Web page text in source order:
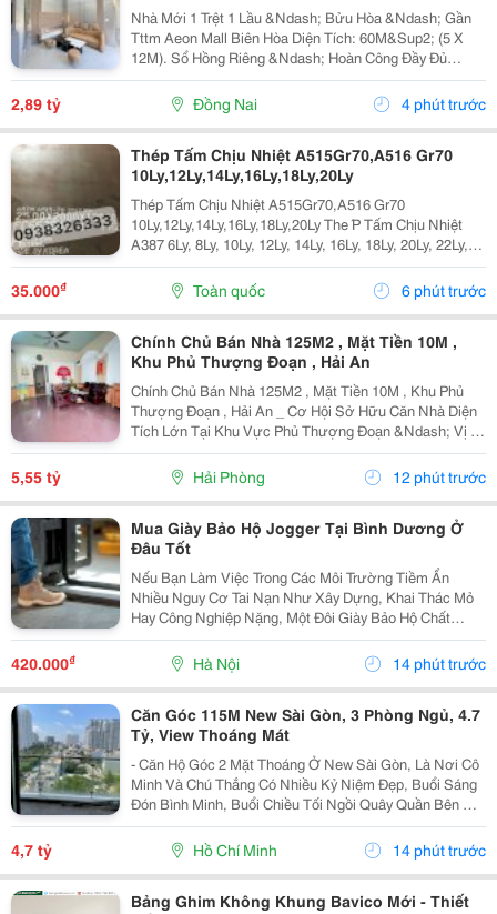
Nhà Mới 1 Trệt 1 Lầu &Ndash; Bửu Hòa &Ndash; Gần
Tttm Aeon Mall Biên Hòa Diện Tích: 60M&Sup2; (5 X
12M). Sổ Hồng Riêng &Ndash; Hoàn Công Đầy Đủ
&Ndash; Hỗ Trợ Vay Ngân Hàng Đến 80%. Đường Ô Tô
7 Chỗ Vào Tận Nhà Công Năng:1 Trệt 1 Lầu: 3 Phòng...
2,89 tỷ Đồng Nai 4 phút trước
Thép Tấm Chịu Nhiệt A515Gr70,A516 Gr70
10Ly,12Ly,14Ly,16Ly,18Ly,20Ly
Thép Tấm Chịu Nhiệt A515Gr70,A516 Gr70
10Ly,12Ly,14Ly,16Ly,18Ly,20Ly The ́P Tấm Chịu Nhiệt
A387 6Ly, 8Ly, 10Ly, 12Ly, 14Ly, 16Ly, 18Ly, 20Ly, 22Ly,
25Ly, 30Ly, 35Ly Thép Tấm Chịu Nhiệt ,16Mo3,13Crmo
4-5 A515 Gr70 A387 6Ly, 8Ly,...
35.000₫ Toàn quốc 6 phút trước
Chính Chủ Bán Nhà 125M2 , Mặt Tiền 10M ,
Khu Phủ Thượng Đoạn , Hải An
Chính Chủ Bán Nhà 125M2 , Mặt Tiền 10M , Khu Phủ
Thượng Đoạn , Hải An _ Cơ Hội Sở Hữu Căn Nhà Diện
Tích Lớn Tại Khu Vực Phủ Thượng Đoạn &Ndash; Vị Trí
Đẹp, Ngõ Rộng, Ô Tô Chỉ Cách Nhà Vài Bước Chân.
Phù Hợp An Cư Hoặc Đầu Tư Lâu Dài. * Thông Tin...
5,55 tỷ Hải Phòng 12 phút trước
Mua Giày Bảo Hộ Jogger Tại Bình Dương Ở
Đâu Tốt
Nếu Bạn Làm Việc Trong Các Môi Trường Tiềm Ẩn
Nhiều Nguy Cơ Tai Nạn Như Xây Dựng, Khai Thác Mỏ
Hay Công Nghiệp Nặng, Một Đôi Giày Bảo Hộ Chất
Lượng Là Trang Bị Không Thể Thiếu Để Bảo Vệ Đôi
Chân. Safety Jogger Là Thương Hiệu Giày Bảo Hộ Nổi
Tiếng Với...
420.000₫ Hà Nội 14 phút trước
Căn Góc 115M New Sài Gòn, 3 Phòng Ngủ, 4.7
Tỷ, View Thoáng Mát
- Căn Hộ Góc 2 Mặt Thoáng Ở New Sài Gòn, Là Nơi Cô
Minh Và Chú Thắng Có Nhiều Kỷ Niệm Đẹp, Buổi Sáng
Đón Bình Minh, Buổi Chiều Tối Ngồi Quây Quần Bên Gia
Đình. Nay Chuẩn Bị Sang Ở Căn Biệt Thự Nên Đành
Gửi Gắm Căn Hộ Này Lại Với Giá 4.7 Tỷ - Căn Hộ...
4,7 tỷ Hồ Chí Minh 14 phút trước
Bảng Ghim Không Khung Bavico Mới - Thiết